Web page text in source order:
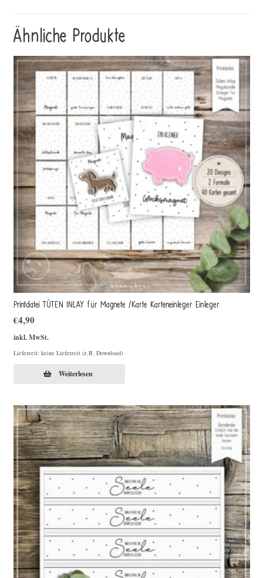
Ähnliche Produkte
Printdatei TÜTEN INLAY für Magnete /Karte Karteneinleger Einleger
€4,90
inkl. MwSt.
Lieferzeit: keine Lieferzeit (z.B. Download)
Weiterlesen